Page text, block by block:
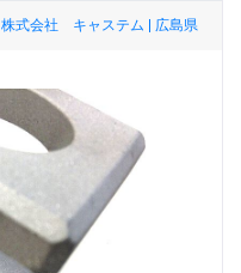
株式会社 キャステム | 広島県